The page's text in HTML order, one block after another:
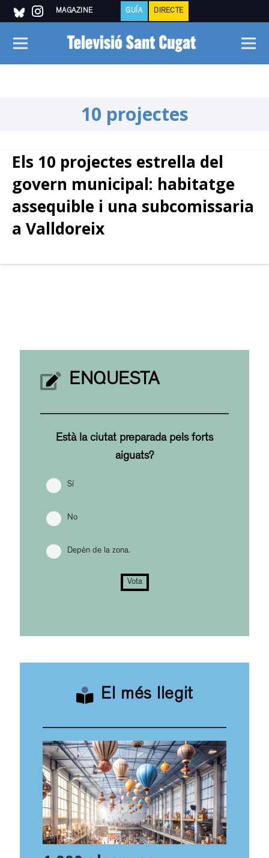
MAGAZINE GUÍA DIRECTE
10 projectes
Els 10 projectes estrella del
govern municipal: habitatge
assequible i una subcomissaria
a Valldoreix
ENQUESTA
Està la ciutat preparada pels forts
aiguats?
Sí
No
Depèn de la zona.
Vota
El més llegit